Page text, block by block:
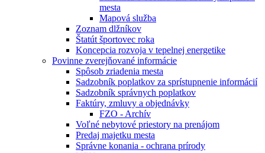
mesta
Mapová služba
Zoznam dlžníkov
Štatút športovec roka
Koncepcia rozvoja v tepelnej energetike
Povinne zverejňované informácie
Spôsob zriadenia mesta
Sadzobník poplatkov za sprístupnenie informácií
Sadzobník správnych poplatkov
Faktúry, zmluvy a objednávky
FZO - Archív
Voľné nebytové priestory na prenájom
Predaj majetku mesta
Správne konania - ochrana prírody